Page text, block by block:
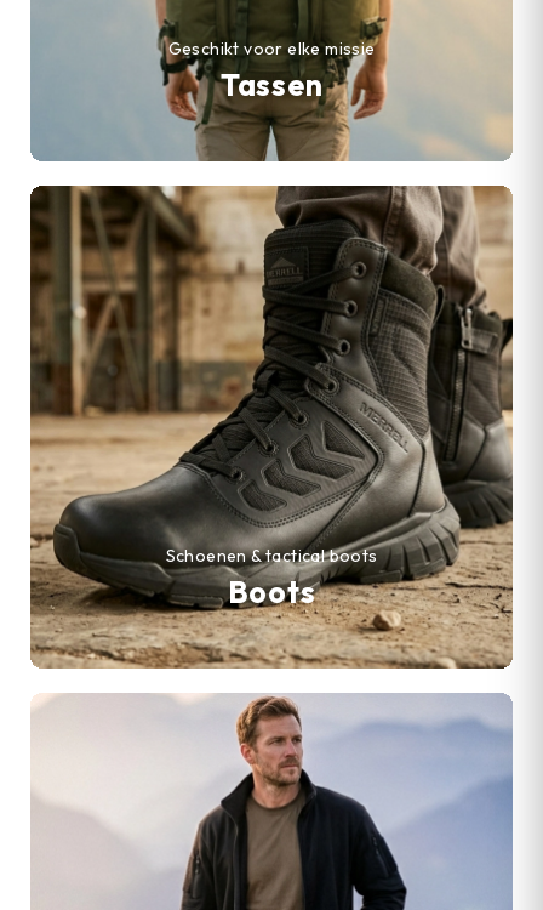
Tassen
Geschikt voor elke missie
Boots
Schoenen & tactical boots